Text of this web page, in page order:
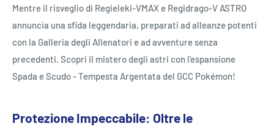
Mentre il risveglio di Regieleki-VMAX e Regidrago-V ASTRO
annuncia una sfida leggendaria, preparati ad alleanze potenti
con la Galleria degli Allenatori e ad avventure senza
precedenti. Scopri il mistero degli astri con l'espansione
Spada e Scudo - Tempesta Argentata del GCC Pokémon!
Protezione Impeccabile: Oltre le